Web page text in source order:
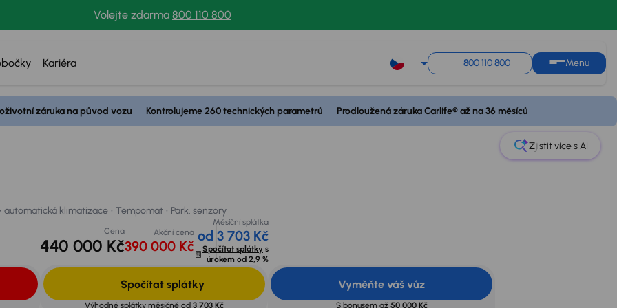
Volejte zdarma 800 110 800
Kariéra 800 110 800 Menu
záruka na původ vozu Kontrolujeme 260 technických parametrů Prodloužená záruka Carlife® až na 36 měsíců
Zjistit více s AI
automatická klimatizace Tempomat Park. senzory
Cena
440 000 Kč
Akční cena
390 000 Kč
Měsíční splátka
od 3 703 Kč
Spočítat splátky s
úrokem od 2,9 %
Spočítat splátky
Výhodné splátky měsíčně od 3 703 Kč
Vyměňte váš vůz
S bonusem až 50 000 Kč
klimatizace
Park. senzory
Cena
440 000 Kč
Akční cena
390 000 Kč
od 3 703 Kč
Spočítat splátkys